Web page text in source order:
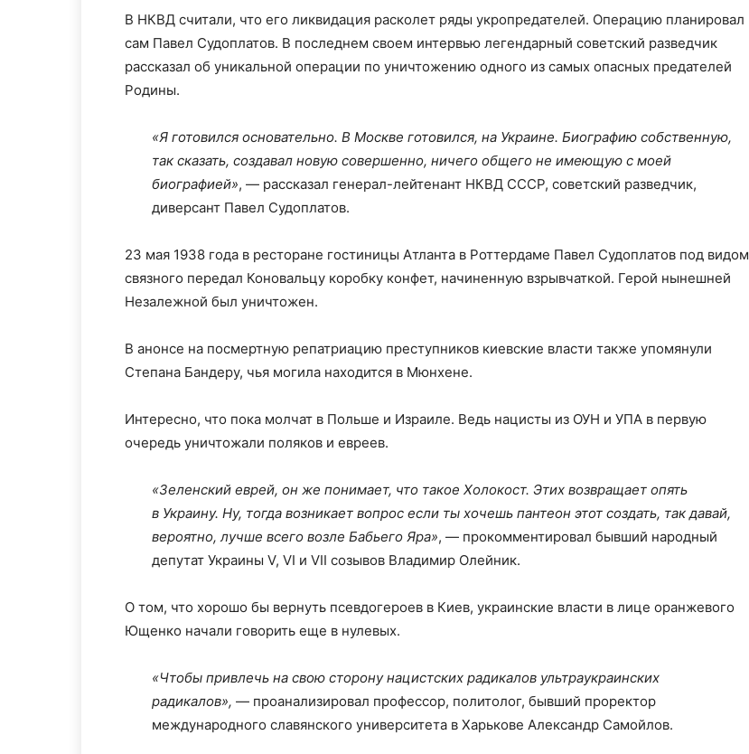
В НКВД считали, что его ликвидация расколет ряды укропредателей. Операцию планировал
сам Павел Судоплатов. В последнем своем интервью легендарный советский разведчик
рассказал об уникальной операции по уничтожению одного из самых опасных предателей
Родины.
«Я готовился основательно. В Москве готовился, на Украине. Биографию собственную,
так сказать, создавал новую совершенно, ничего общего не имеющую с моей
биографией», — рассказал генерал-лейтенант НКВД СССР, советский разведчик,
диверсант Павел Судоплатов.
23 мая 1938 года в ресторане гостиницы Атланта в Роттердаме Павел Судоплатов под видом
связного передал Коновальцу коробку конфет, начиненную взрывчаткой. Герой нынешней
Незалежной был уничтожен.
В анонсе на посмертную репатриацию преступников киевские власти также упомянули
Степана Бандеру, чья могила находится в Мюнхене.
Интересно, что пока молчат в Польше и Израиле. Ведь нацисты из ОУН и УПА в первую
очередь уничтожали поляков и евреев.
«Зеленский еврей, он же понимает, что такое Холокост. Этих возвращает опять
в Украину. Ну, тогда возникает вопрос если ты хочешь пантеон этот создать, так давай,
вероятно, лучше всего возле Бабьего Яра», — прокомментировал бывший народный
депутат Украины V, VI и VII созывов Владимир Олейник.
О том, что хорошо бы вернуть псевдогероев в Киев, украинские власти в лице оранжевого
Ющенко начали говорить еще в нулевых.
«Чтобы привлечь на свою сторону нацистских радикалов ультраукраинских
радикалов», — проанализировал профессор, политолог, бывший проректор
международного славянского университета в Харькове Александр Самойлов.